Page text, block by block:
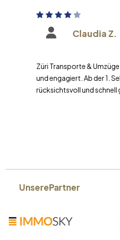
Claudia Z.
Züri Transporte & Umzüge AG
und engagiert. Ab der 1.
rücksichtsvoll und schnell
UnserePartner